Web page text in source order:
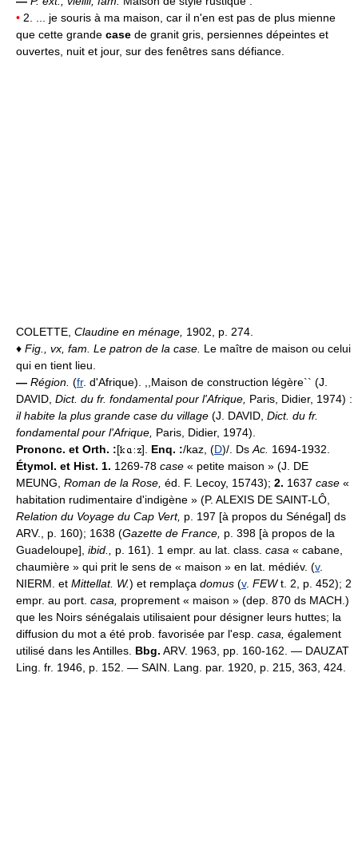
• 2. ... je souris à ma maison, car il n'en est pas de plus mienne
que cette grande case de granit gris, persiennes dépeintes et
ouvertes, nuit et jour, sur des fenêtres sans défiance.
COLETTE, Claudine en ménage, 1902, p. 274.
♦ Fig., vx, fam. Le patron de la case. Le maître de maison ou celui
qui en tient lieu.
— Région. (fr. d'Afrique). ,,Maison de construction légère`` (J.
DAVID, Dict. du fr. fondamental pour l'Afrique, Paris, Didier, 1974) :
il habite la plus grande case du village (J. DAVID, Dict. du fr.
fondamental pour l'Afrique, Paris, Didier, 1974).
Prononc. et Orth. :[ ]. Enq. :/kaz, (D)/. DsAc. 1694-1932.
Étymol. et Hist. 1. 1269-78 case « petite maison » (J. DE
MEUNG, Roman de la Rose, éd. F. Lecoy, 15743); 2. 1637 case «
habitation rudimentaire d'indigène » (P. ALEXIS DE SAINT-LÔ,
Relation du Voyage du Cap Vert, p. 197 [à propos du Sénégal] ds
ARV., p. 160); 1638 (Gazette de France, p. 398 [à propos de la
Guadeloupe], ibid., p. 161). 1 empr. au lat. class. casa « cabane,
chaumière » qui prit le sens de « maison » en lat. médiév. (v.
NIERM. et Mittellat. W.) et remplaça domus (v. FEWt. 2, p. 452); 2
empr. au port. casa, proprement « maison » (dep. 870 ds MACH.)
que les Noirs sénégalais utilisaient pour désigner leurs huttes; la
diffusion du mot a été prob. favorisée par l'esp. casa, également
utilisé dans les Antilles. Bbg. ARV. 1963, pp. 160-162. — DAUZAT
Ling. fr. 1946, p. 152. — SAIN. Lang. par. 1920, p. 215, 363, 424.